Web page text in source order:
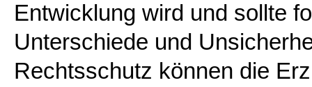
Entwicklung wird und sollte
Unterschiede und
Rechtsschutz können die